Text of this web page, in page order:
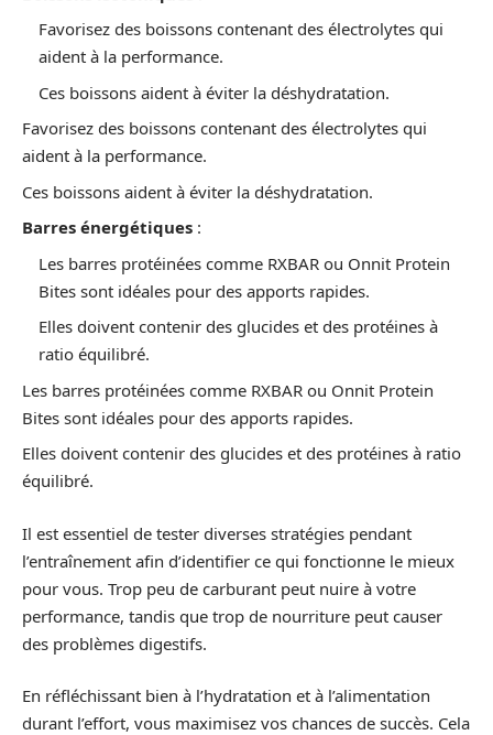
Favorisez des boissons contenant des électrolytes qui
aident à la performance.
Ces boissons aident à éviter la déshydratation.
Favorisez des boissons contenant des électrolytes qui
aident à la performance.
Ces boissons aident à éviter la déshydratation.
Barres énergétiques :
Les barres protéinées comme RXBAR ou Onnit Protein
Bites sont idéales pour des apports rapides.
Elles doivent contenir des glucides et des protéines à
ratio équilibré.
Les barres protéinées comme RXBAR ou Onnit Protein
Bites sont idéales pour des apports rapides.
Elles doivent contenir des glucides et des protéines à ratio
équilibré.
Il est essentiel de tester diverses stratégies pendant
l’entraînement afin d’identifier ce qui fonctionne le mieux
pour vous. Trop peu de carburant peut nuire à votre
performance, tandis que trop de nourriture peut causer
des problèmes digestifs.
En réfléchissant bien à l’hydratation et à l’alimentation
durant l’effort, vous maximisez vos chances de succès. Cela